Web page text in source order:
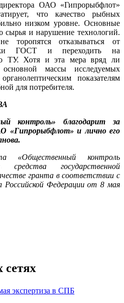
директора ОАО «Гипрорыбфлот»
что качество рыбных
низком уровне. Основные
сырья и нарушение технологий.
торопятся отказываться от
ГОСТ и переходить на
ТУ. Хотя и эта мера вряд ли
основной массы исследуемых
показателям
для потребителя.
контроль» благодарит за
«Гипрорыбфлот» и лично его
«Общественный контроль
средства государственной
гранта в соответствии с
Российской Федерации от 8 мая
экспертиза в СПБ